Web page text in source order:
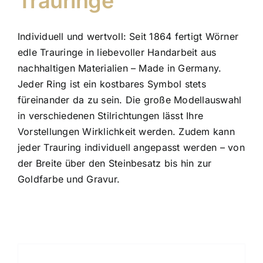
Schmuck
Bezugsquellen
Manufaktur
Individuell und wertvoll: Seit 1864 fertigt Wörner
edle Trauringe in liebevoller Handarbeit aus
nachhaltigen Materialien – Made in Germany.
Jeder Ring ist ein kostbares Symbol stets
füreinander da zu sein. Die große Modellauswahl
in verschiedenen Stilrichtungen lässt Ihre
Vorstellungen Wirklichkeit werden. Zudem kann
jeder Trauring individuell angepasst werden – von
der Breite über den Steinbesatz bis hin zur
Goldfarbe und Gravur.